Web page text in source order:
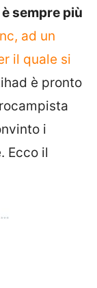
sempre più
ad un
il quale si
è pronto
i
Ecco il